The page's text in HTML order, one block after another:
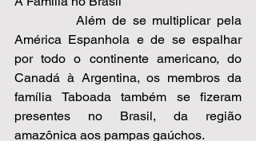
          Além de se multiplicar pela
América Espanhola e de se espalhar
por todo o continente americano, do
Canadá à Argentina, os membros da
família Taboada também se fizeram
presentes no Brasil, da região
amazônica aos pampas gaúchos.